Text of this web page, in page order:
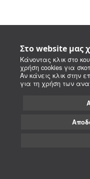
Στο website μας
Κάνοντας κλικ στο
χρήση cookies για
Αν κάνεις κλικ στην
για τη χρήση των